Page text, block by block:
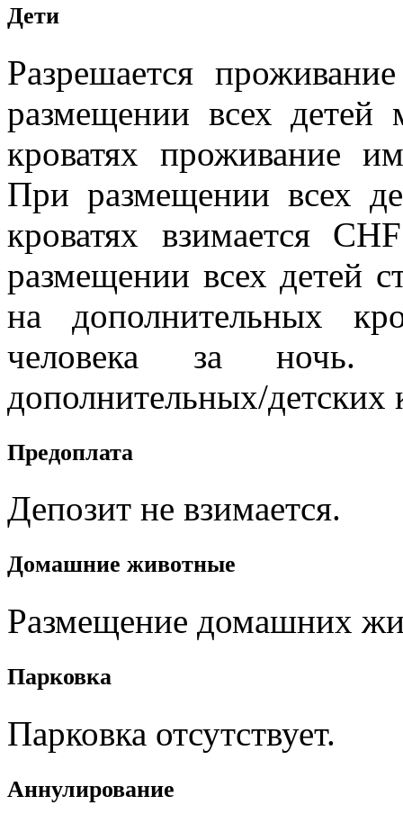
Дети
Разрешается
размещении всех
кроватях проживание
При размещении всех
кроватях взимается
размещении всех детей
на дополнительных
человека за ночь.
дополнительных/детских
Предоплата
Депозит не взимается.
Домашние животные
Размещение домашних
Парковка
Парковка отсутствует.
Aннулирование